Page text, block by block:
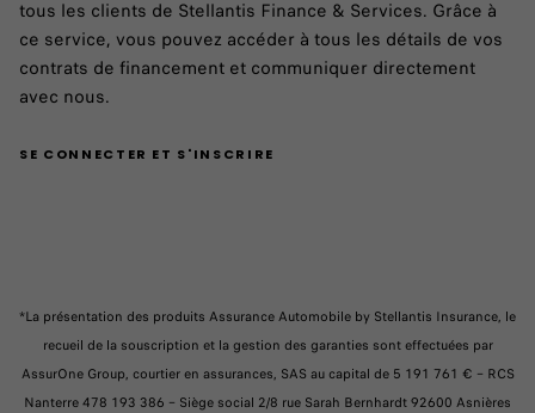
tous les clients de Stellantis Finance & Services. Grâce à
ce service, vous pouvez accéder à tous les détails de vos
contrats de financement et communiquer directement
avec nous.
SE CONNECTER ET S'INSCRIRE
*La présentation des produits Assurance Automobile by Stellantis Insurance, le
recueil de la souscription et la gestion des garanties sont effectuées par
AssurOne Group, courtier en assurances, SAS au capital de 5 191 761 € – RCS
Nanterre 478 193 386 – Siège social 2/8 rue Sarah Bernhardt 92600 Asnières